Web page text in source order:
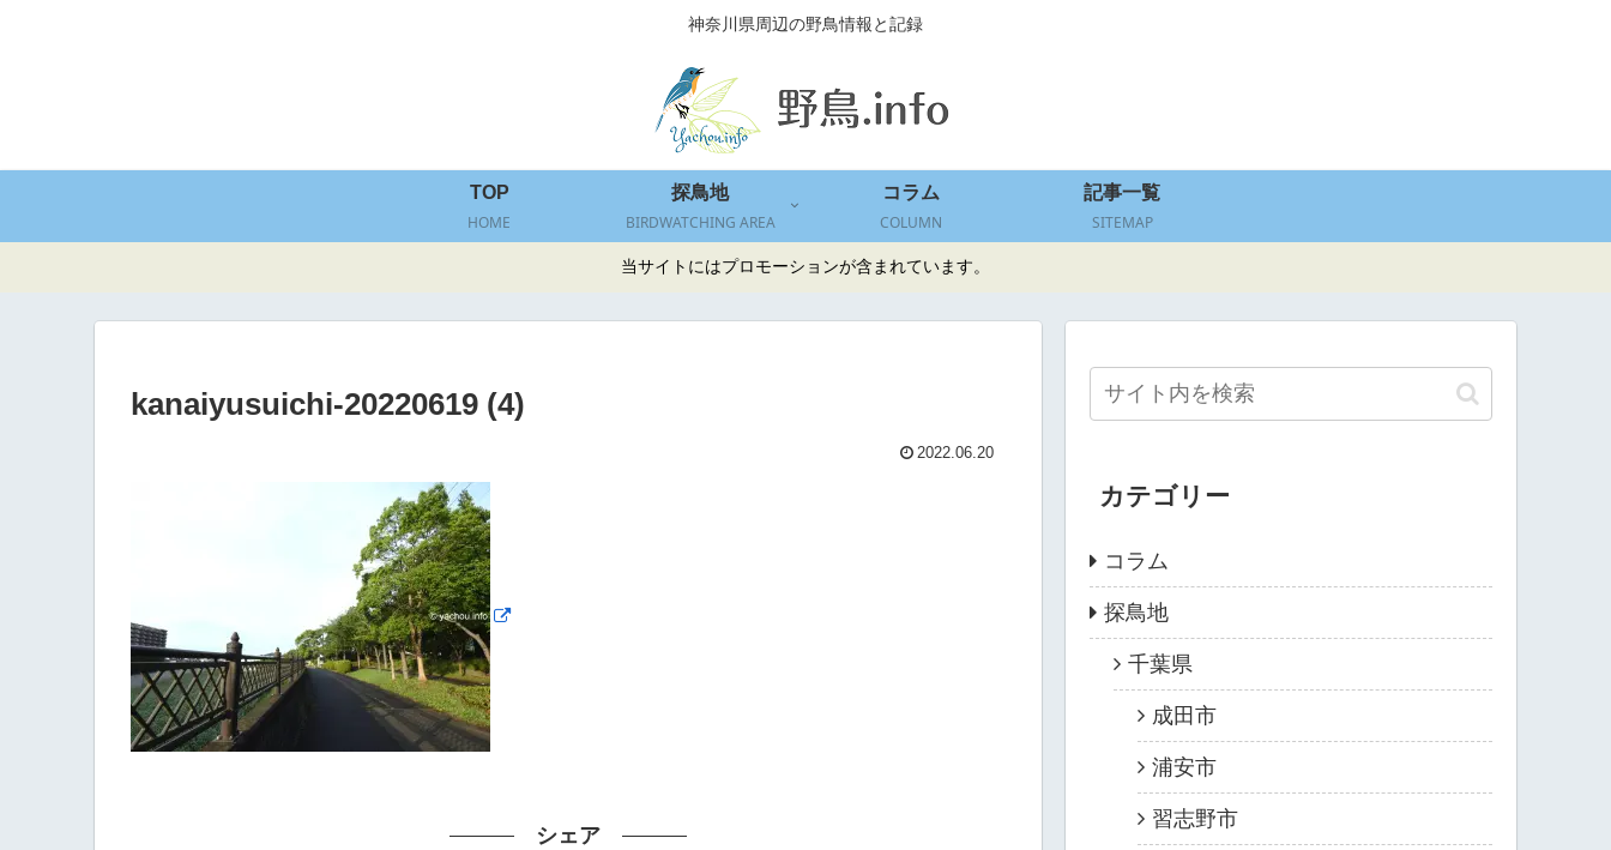
神奈川県周辺の野鳥情報と記録
TOP
HOME
探鳥地
BIRDWATCHING AREA
コラム
COLUMN
記事一覧
SITEMAP
当サイトにはプロモーションが含まれています。
kanaiyusuichi-20220619 (4)
2022.06.20
シェア
カテゴリー
コラム
探鳥地
千葉県
成田市
浦安市
習志野市